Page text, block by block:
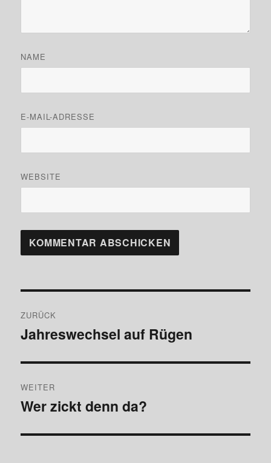
NAME
E-MAIL-ADRESSE
WEBSITE
ZURÜCK
Vorheriger
Jahreswechsel auf Rügen
WEITER
Nächster
Wer zickt denn da?